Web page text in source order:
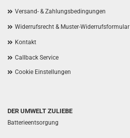
Versand- & Zahlungsbedingungen
Widerrufsrecht & Muster-Widerrufsformular
Kontakt
Callback Service
Cookie Einstellungen
DER UMWELT ZULIEBE
Batterieentsorgung